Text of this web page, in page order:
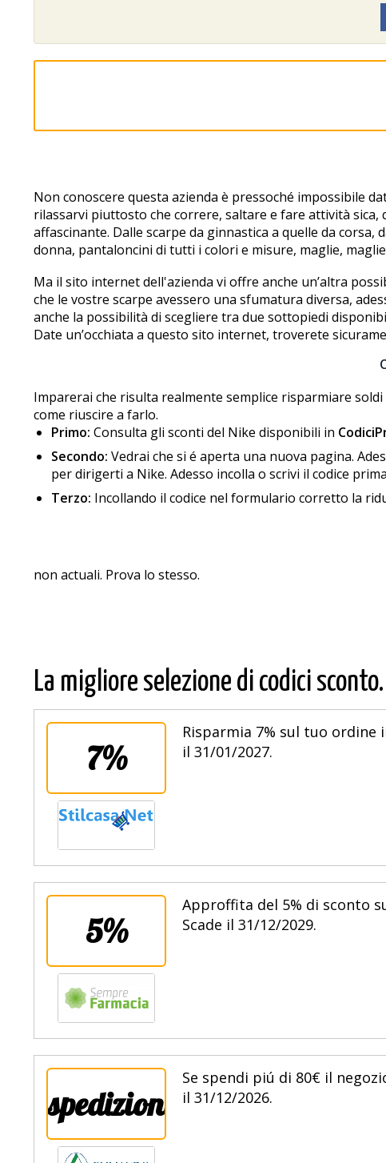
Non conoscere questa azienda è pressoché impossibile
rilassarvi piuttosto che correre, saltare e fare attività
affascinante. Dalle scarpe da ginnastica a quelle da
donna, pantaloncini di tutti i colori e misure, maglie,
Ma il sito internet dell'azienda vi offre anche un’altra
che le vostre scarpe avessero una sfumatura diversa,
anche la possibilità di scegliere tra due sottopiedi
Date un’occhiata a questo sito internet, troverete
Imparerai che risulta realmente semplice risparmiare soldi
come riuscire a farlo.
Primo: Consulta gli sconti del Nike disponibili in
Secondo: Vedrai che si é aperta una nuova pagina.
per dirigerti a Nike. Adesso incolla o scrivi il codice
Terzo: Incollando il codice nel formulario corretto la
non actuali. Prova lo stesso.
La migliore selezione di codici sconto.
7%
Risparmia 7% sul tuo ordine
il 31/01/2027.
5%
Approffita del 5% di sconto
Scade il 31/12/2029.
spedizione
Se spendi piú di 80€ il
il 31/12/2026.